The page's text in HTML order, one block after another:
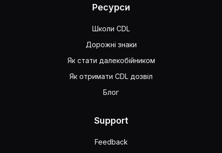
Ресурси
Школи CDL
Дорожні знаки
Як стати далекобійником
Як отримати CDL дозвіл
Блог
Support
Feedback